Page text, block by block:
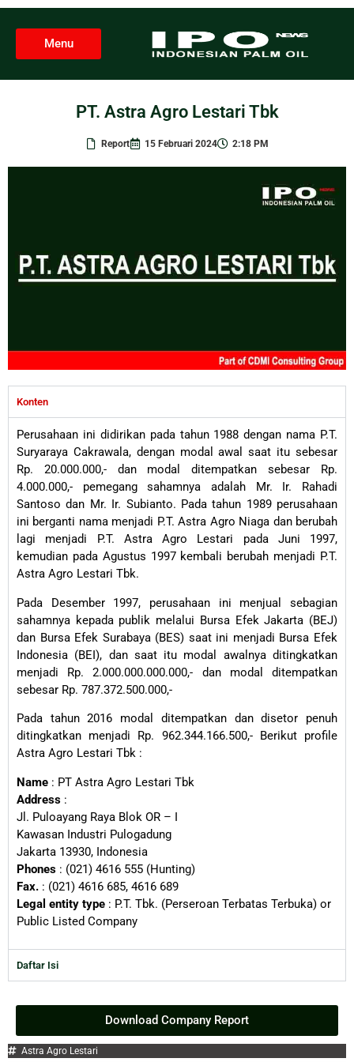
Menu
PT. Astra Agro Lestari Tbk
Report 15 Februari 2024 2:18 PM
Konten
Perusahaan ini didirikan pada tahun 1988 dengan nama P.T.
Suryaraya Cakrawala, dengan modal awal saat itu sebesar
Rp. 20.000.000,- dan modal ditempatkan sebesar Rp.
4.000.000,- pemegang sahamnya adalah Mr. Ir. Rahadi
Santoso dan Mr. Ir. Subianto. Pada tahun 1989 perusahaan
ini berganti nama menjadi P.T. Astra Agro Niaga dan berubah
lagi menjadi P.T. Astra Agro Lestari pada Juni 1997,
kemudian pada Agustus 1997 kembali berubah menjadi P.T.
Astra Agro Lestari Tbk.
Pada Desember 1997, perusahaan ini menjual sebagian
sahamnya kepada publik melalui Bursa Efek Jakarta (BEJ)
dan Bursa Efek Surabaya (BES) saat ini menjadi Bursa Efek
Indonesia (BEI), dan saat itu modal awalnya ditingkatkan
menjadi Rp. 2.000.000.000.000,- dan modal ditempatkan
sebesar Rp. 787.372.500.000,-
Pada tahun 2016 modal ditempatkan dan disetor penuh
ditingkatkan menjadi Rp. 962.344.166.500,- Berikut profile
Astra Agro Lestari Tbk :
Name : PT Astra Agro Lestari Tbk
Address :
Jl. Puloayang Raya Blok OR – I
Kawasan Industri Pulogadung
Jakarta 13930, Indonesia
Phones : (021) 4616 555 (Hunting)
Fax. : (021) 4616 685, 4616 689
Legal entity type : P.T. Tbk. (Perseroan Terbatas Terbuka) or
Public Listed Company
Daftar Isi
Download Company Report
Astra Agro Lestari